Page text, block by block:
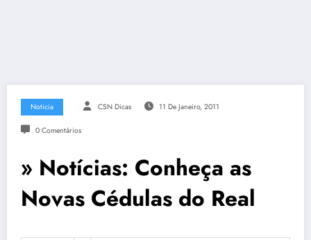
Noticia CSN Dicas 11 De Janeiro, 2011
0 Comentários
» Notícias: Conheça as
Novas Cédulas do Real